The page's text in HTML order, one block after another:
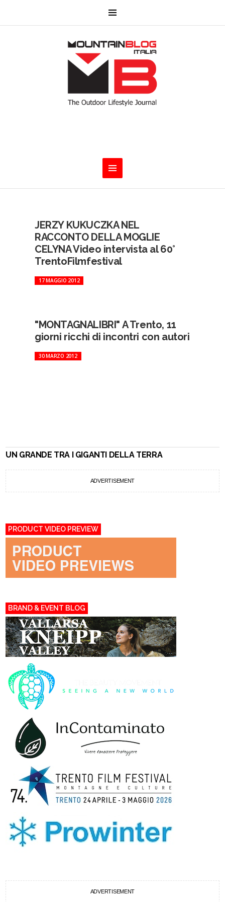
JERZY KUKUCZKA NEL
RACCONTO DELLA MOGLIE
CELYNA Video intervista al 60°
TrentoFilmfestival
17 MAGGIO 2012
"MONTAGNALIBRI" A Trento, 11
giorni ricchi di incontri con autori
30 MARZO 2012
UN GRANDE TRA I GIGANTI DELLA TERRA
ADVERTISEMENT
PRODUCT VIDEO PREVIEW
BRAND & EVENT BLOG
ADVERTISEMENT